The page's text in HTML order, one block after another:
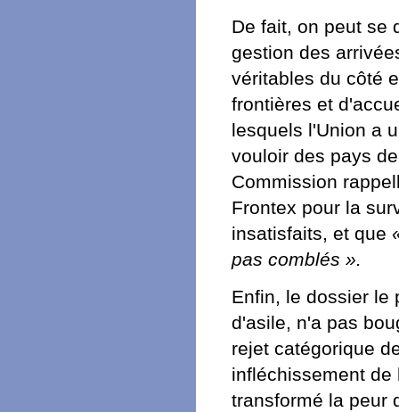
De fait, on peut se
gestion des
véritables du côté
frontières et
lesquels l'Union a
vouloir des pays
Commission
Frontex pour la
insatisfaits, et que
pas comblés ».
Enfin, le dossier le
d'asile, n'a pas
rejet catégorique
infléchissement
transformé la peur